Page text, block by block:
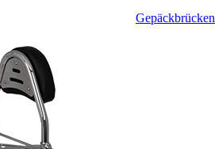
Gepäckbrücken